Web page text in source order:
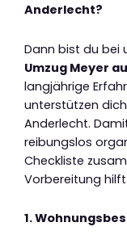
Anderlecht?
Dann bist du bei
Umzug Meyer
langjährige
unterstützen
Anderlecht.
reibungslos
Checkliste
Vorbereitung hilft.
1.